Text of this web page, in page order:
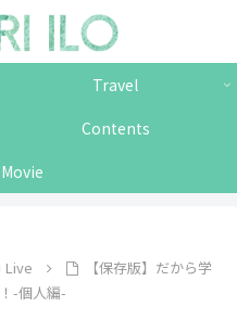
Travel
Contents
Live
【保存版】だから学
-個人編-